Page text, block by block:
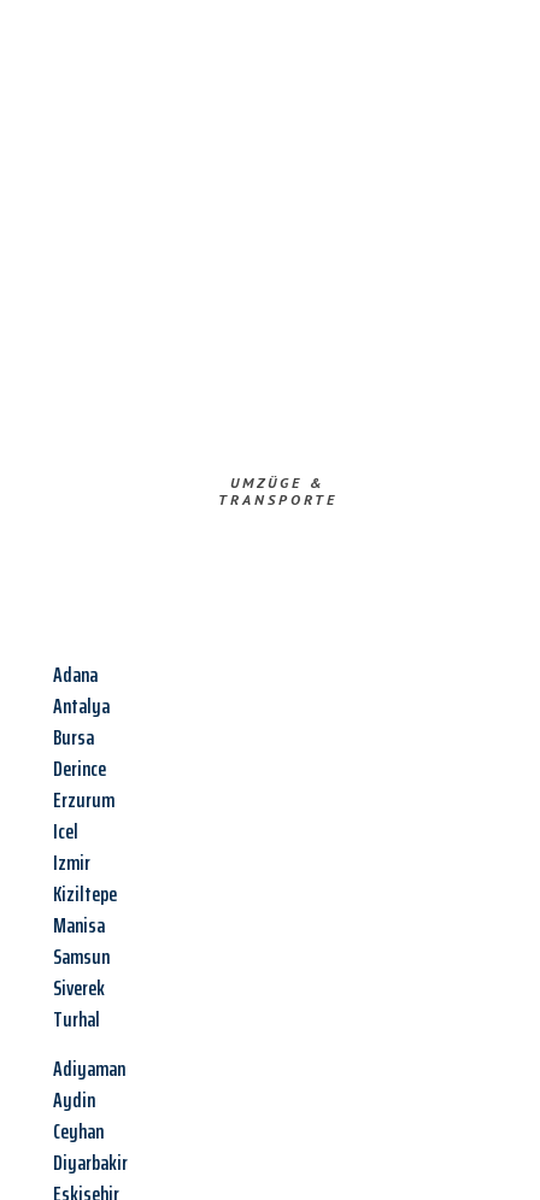
UMZÜGE &
TRANSPORTE
Adana
Antalya
Bursa
Derince
Erzurum
Icel
Izmir
Kiziltepe
Manisa
Samsun
Siverek
Turhal
Adiyaman
Aydin
Ceyhan
Diyarbakir